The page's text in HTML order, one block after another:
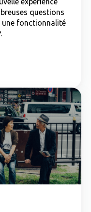
questions
une fonctionnalité